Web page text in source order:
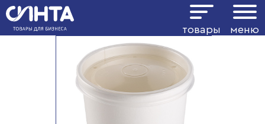
товары меню